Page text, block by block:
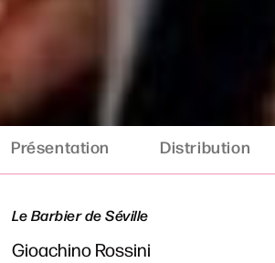
Présentation Distribution
Le Barbier de Séville
Gioachino Rossini